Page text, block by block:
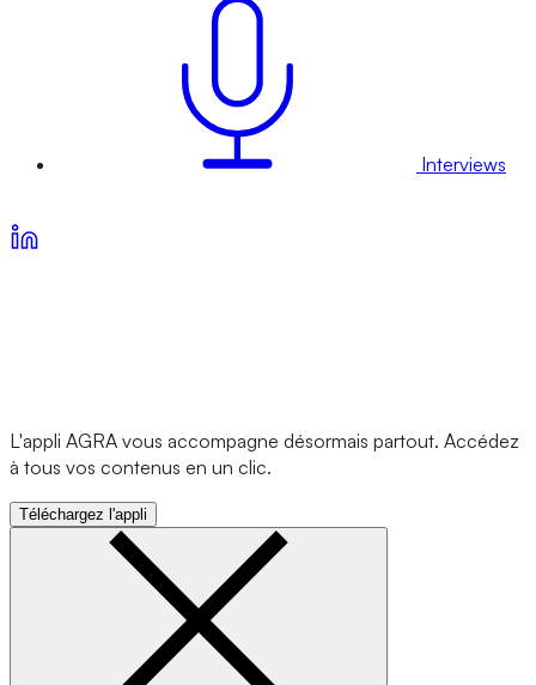
Interviews
L'appli AGRA vous accompagne désormais partout. Accédez
à tous vos contenus en un clic.
Téléchargez l'appli